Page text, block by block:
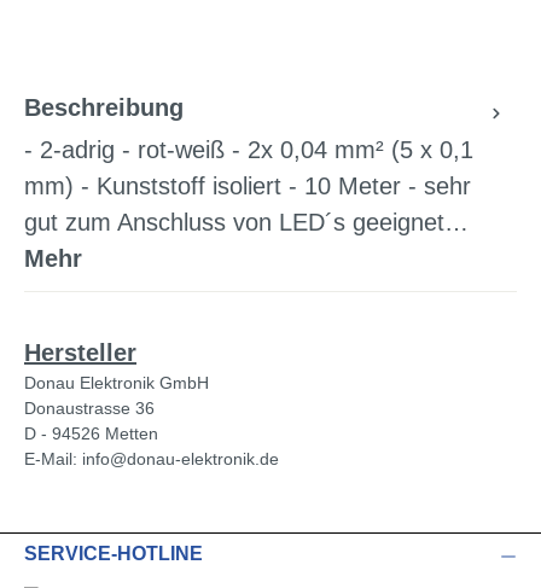
Beschreibung
- 2-adrig - rot-weiß - 2x 0,04 mm² (5 x 0,1
mm) - Kunststoff isoliert - 10 Meter - sehr
gut zum Anschluss von LED´s geeignet…
Mehr
Hersteller
Donau Elektronik GmbH
Donaustrasse 36
D - 94526 Metten
E-Mail: info@donau-elektronik.de
SERVICE-HOTLINE